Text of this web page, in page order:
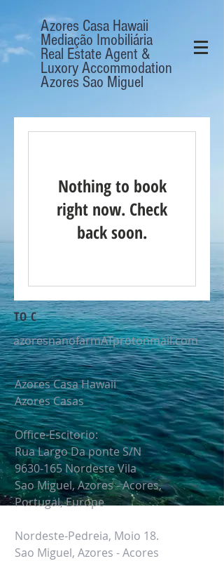
Azores Casa Hawaii
Mediação Imobiliária
Real Estate Agent &
Luxory Accommodation
Azores Sao Miguel
Nothing to book
right now. Check
back soon.
TO C
azoresnanofarmATprotonmail.com
Azores Casa Hawaii
Azores Casas
Office-Escitorio:
Rua Largo Da ponte S/N
9630-165Nordeste Vila
Sao Miguel, Azores - Acores,
Portugal,Europe
Nordeste-Pedreia, Moio 18.
Sao Miguel, Azores - Acores